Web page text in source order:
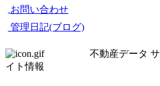
お問い合わせ
管理日記(ブログ)
不動産データ サ
イト情報